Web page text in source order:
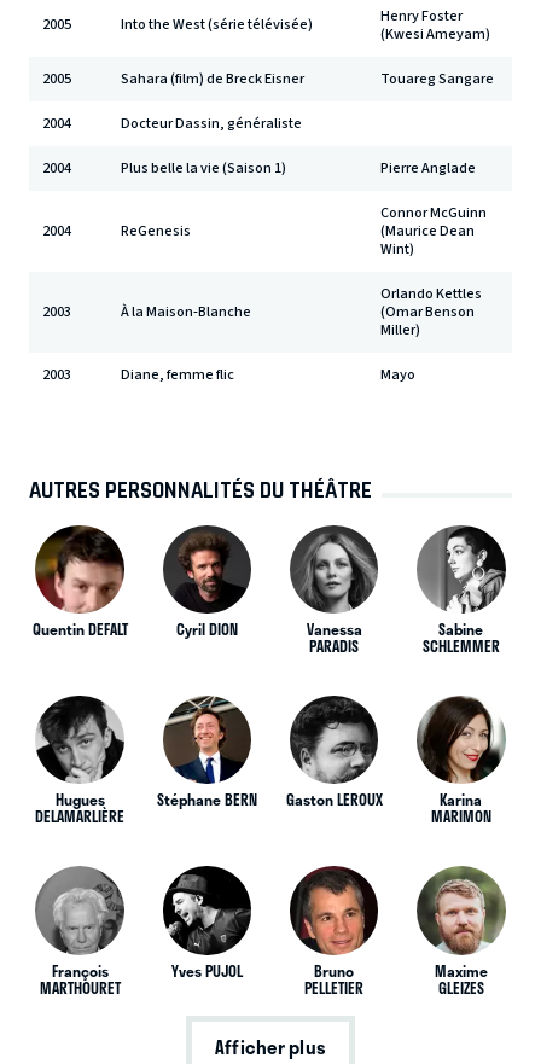
2005 Into the West (série télévisée)
Henry Foster
(Kwesi Ameyam)
2005 Sahara (film) de Breck Eisner Touareg Sangare
2004 Docteur Dassin, généraliste
2004 Plus belle la vie (Saison 1) Pierre Anglade
2004 ReGenesis
Connor McGuinn
(Maurice Dean
Wint)
2003 À la Maison-Blanche
Orlando Kettles
(Omar Benson
Miller)
2003 Diane, femme flic Mayo
AUTRES PERSONNALITÉS DU THÉÂTRE
Quentin DEFALT Cyril DION Vanessa
PARADIS
Sabine
SCHLEMMER
Hugues
DELAMARLIÈRE
Stéphane BERN Gaston LEROUX Karina
MARIMON
François
MARTHOURET
Yves PUJOL Bruno
PELLETIER
Maxime
GLEIZES
Afficher plus